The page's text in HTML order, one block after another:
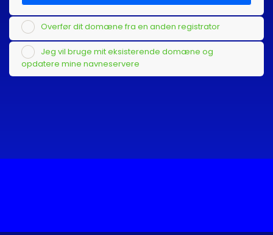
Overfør dit domæne fra en anden registrator
Jeg vil bruge mit eksisterende domæne og
opdatere mine navneservere